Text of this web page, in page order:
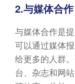
2.与媒体合作
与媒体合作是
可以通过媒体
给更多的人群
台、杂志和网